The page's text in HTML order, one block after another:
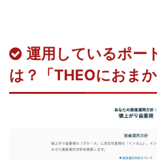
運用しているポー
は？「THEOにおま